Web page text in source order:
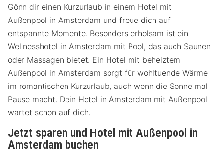
Gönn dir einen Kurzurlaub in einem Hotel mit
Außenpool in Amsterdam und freue dich auf
entspannte Momente. Besonders erholsam ist ein
Wellnesshotel in Amsterdam mit Pool, das auch Saunen
oder Massagen bietet. Ein Hotel mit beheiztem
Außenpool in Amsterdam sorgt für wohltuende Wärme
im romantischen Kurzurlaub, auch wenn die Sonne mal
Pause macht. Dein Hotel in Amsterdam mit Außenpool
wartet schon auf dich.
Jetzt sparen und Hotel mit Außenpool in
Amsterdam buchen